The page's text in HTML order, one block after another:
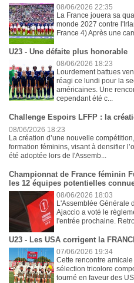
08/06/2026 22:35
La France jouera sa
monde 2027 contre
France 4) Après une
U23 - Une défaite plus honorable
08/06/2026 18:23
Lourdement battues
réagi ce lundi pour la
américaines. Une
cependant été c...
Challenge Espoirs LFFP : la
08/06/2026 18:23
La création d’une nouvelle
formation féminins, visant à densifier
été adoptée lors de l'Assemb...
Championnat de France féminin
les 12 équipes potentielles
08/06/2026 18:03
L'Assemblée Générale
Ajaccio a voté le
l'entrée prochaine.
U23 - Les USA corrigent la
07/06/2026 19:34
Cette rencontre
sélection tricolore
tourné en faveur des